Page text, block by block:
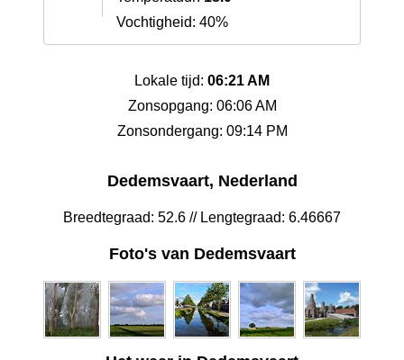
Vochtigheid: 40%
Lokale tijd: 06:21 AM
Zonsopgang: 06:06 AM
Zonsondergang: 09:14 PM
Dedemsvaart, Nederland
Breedtegraad: 52.6 // Lengtegraad: 6.46667
Foto's van Dedemsvaart